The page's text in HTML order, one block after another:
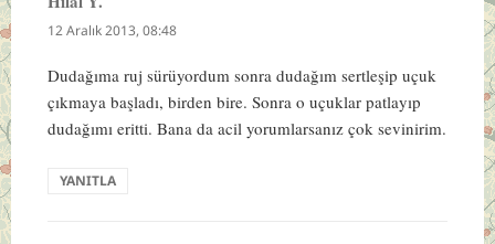
ki:
12 Aralık 2013, 08:48
Dudağıma ruj sürüyordum sonra dudağım sertleşip uçuk
çıkmaya başladı, birden bire. Sonra o uçuklar patlayıp
dudağımı eritti. Bana da acil yorumlarsanız çok sevinirim.
YANITLA